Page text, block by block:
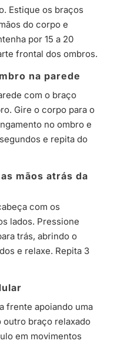
Estique os braços
do corpo e
por 15 a 20
frontal dos ombros.
na parede
com o braço
Gire o corpo para o
no ombro e
e repita do
mãos atrás da
com os
lados. Pressione
trás, abrindo o
e relaxe. Repita 3
frente apoiando uma
outro braço relaxado
em movimentos